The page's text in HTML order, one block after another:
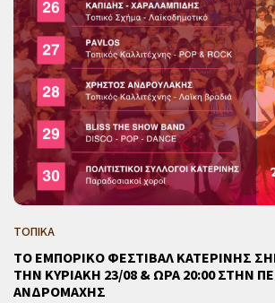
ΤΟΠΙΚΑ
ΤΟ ΕΜΠΟΡΙΚΟ ΦΕΣΤΙΒΑΛ ΚΑΤΕΡΙΝΗΣ
ΤΗΝ ΚΥΡΙΑΚΗ 23/08 & ΩΡΑ 20:00 ΣΤΗΝ
ΑΝΔΡΟΜΑΧΗΣ